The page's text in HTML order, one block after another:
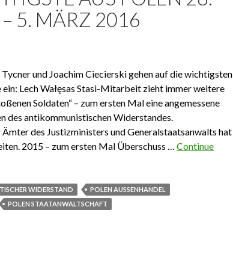
5. MÄRZ 2016
und Joachim Ciecierski gehen auf die wichtigsten
ein: Lech Wałęsas Stasi-Mitarbeit zieht immer weitere
Soldaten“ – zum ersten Mal eine angemessene
des antikommunistischen Widerstandes.
Ämter des Justizministers und Generalstaatsanwalts hat
2015 – zum ersten Mal Überschuss …Continue
aus Polen 28. Februar – 5. März 2016
WIDERSTAND
POLEN AUSSENHANDEL
POLEN STAATANWALTSCHAFT